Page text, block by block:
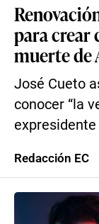
para crear
muerte de
José Cueto
conocer “la
Redacción EC